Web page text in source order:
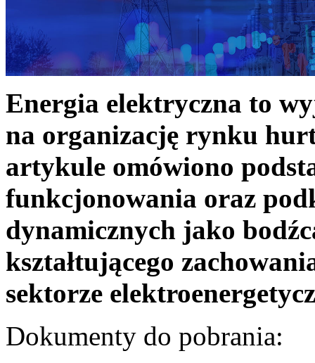
Energia elektryczna to
na organizację rynku
artykule omówiono
funkcjonowania oraz
dynamicznych jako
kształtującego
sektorze
Dokumenty do pobrania: